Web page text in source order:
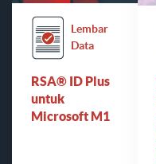
Lembar
Data
RSA® ID Plus
untuk
Microsoft M1